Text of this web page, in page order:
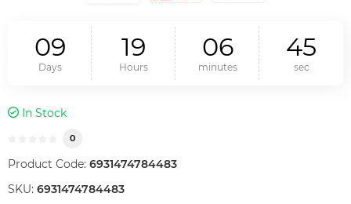
09
Days
19
Hours
06
minutes
44
sec
In Stock
0
Product Code: 6931474784483
SKU: 6931474784483